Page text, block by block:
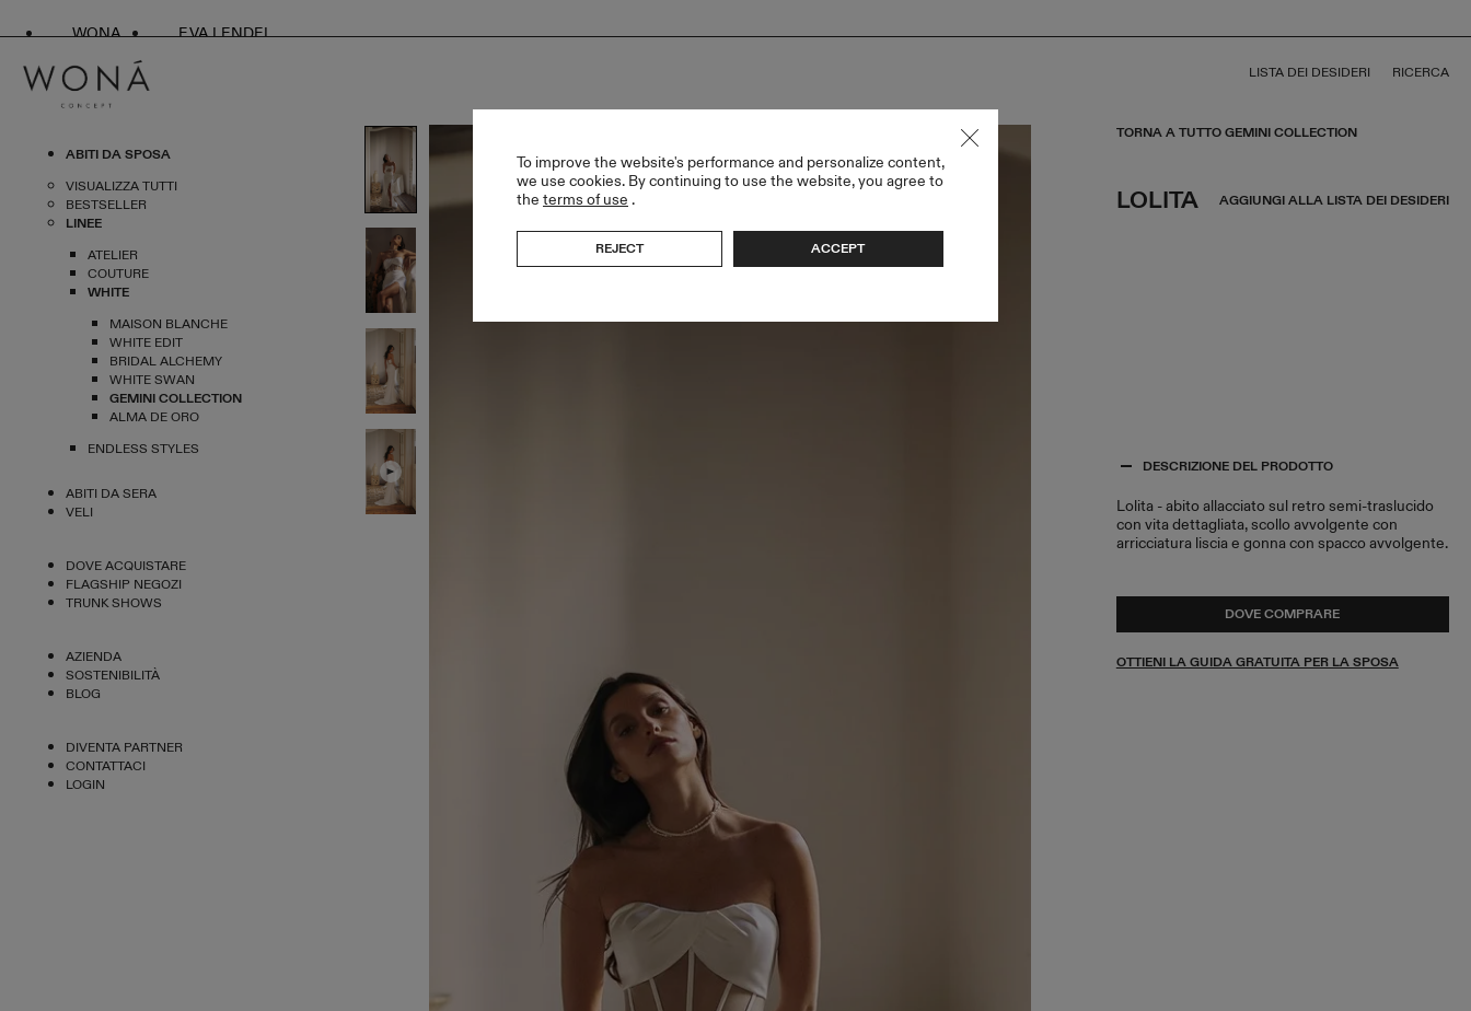
WONA EVA LENDEL
LISTA DEI DESIDERI RICERCA
ABITI DA SPOSA
VISUALIZZA TUTTI
BESTSELLER
LINEE
ATELIER
COUTURE
WHITE
MAISON BLANCHE
WHITE EDIT
BRIDAL ALCHEMY
WHITE SWAN
GEMINI COLLECTION
ALMA DE ORO
ENDLESS STYLES
ABITI DA SERA
VELI
DOVE ACQUISTARE
FLAGSHIP NEGOZI
TRUNK SHOWS
AZIENDA
SOSTENIBILITÀ
BLOG
DIVENTA PARTNER
CONTATTACI
LOGIN
TORNA A TUTTO GEMINI COLLECTION
LOLITA AGGIUNGI ALLA LISTA DEI DESIDERI
DESCRIZIONE DEL PRODOTTO
Lolita - abito allacciato sul retro semi-traslucido
con vita dettagliata, scollo avvolgente con
arricciatura liscia e gonna con spacco avvolgente.
DOVE COMPRARE
OTTIENI LA GUIDA GRATUITA PER LA SPOSA
To improve the website's performance and personalize content,
we use cookies. By continuing to use the website, you agree to
the terms of use .
REJECT ACCEPT